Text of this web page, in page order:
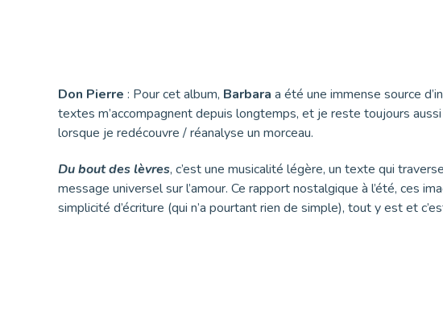
Don Pierre : Pour cet album, Barbara a été une immense source
textes m’accompagnent depuis longtemps, et je reste toujours
lorsque je redécouvre / réanalyse un morceau.
Du bout des lèvres, c’est une musicalité légère, un texte qui
message universel sur l’amour. Ce rapport nostalgique à l’été, ces
simplicité d’écriture (qui n’a pourtant rien de simple), tout y est et